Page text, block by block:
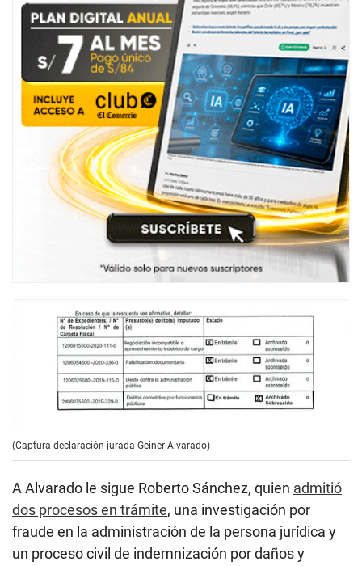
(Captura declaración jurada Geiner Alvarado)
A Alvarado le sigue Roberto Sánchez, quien admitió
dos procesos en trámite, una investigación por
fraude en la administración de la persona jurídica y
un proceso civil de indemnización por daños y